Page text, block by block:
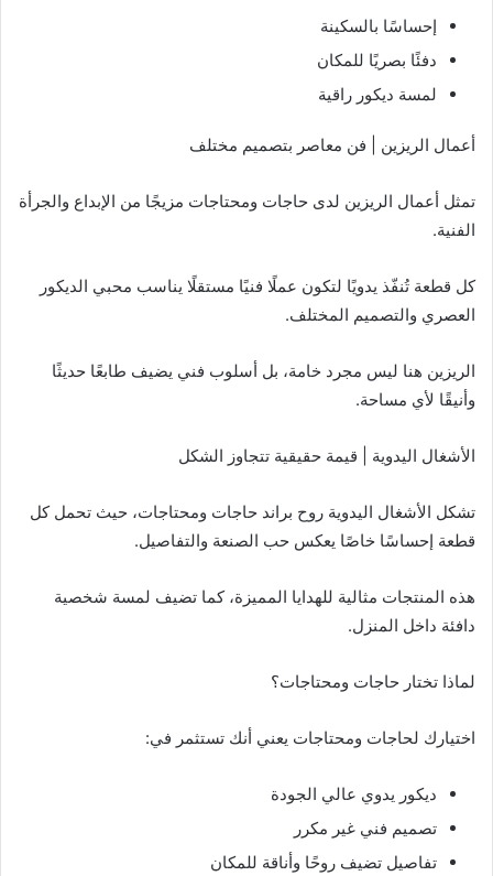
إحساسًا بالسكينة
دفئًا بصريًا للمكان
لمسة ديكور راقية
أعمال الريزين | فن معاصر بتصميم مختلف
تمثل أعمال الريزين لدى حاجات ومحتاجات مزيجًا من الإبداع والجرأة
الفنية.
كل قطعة تُنفّذ يدويًا لتكون عملًا فنيًا مستقلًا يناسب محبي الديكور
العصري والتصميم المختلف.
الريزين هنا ليس مجرد خامة، بل أسلوب فني يضيف طابعًا حديثًا
وأنيقًا لأي مساحة.
الأشغال اليدوية | قيمة حقيقية تتجاوز الشكل
تشكل الأشغال اليدوية روح براند حاجات ومحتاجات، حيث تحمل كل
قطعة إحساسًا خاصًا يعكس حب الصنعة والتفاصيل.
هذه المنتجات مثالية للهدايا المميزة، كما تضيف لمسة شخصية
دافئة داخل المنزل.
لماذا تختار حاجات ومحتاجات؟
اختيارك لحاجات ومحتاجات يعني أنك تستثمر في:
ديكور يدوي عالي الجودة
تصميم فني غير مكرر
تفاصيل تضيف روحًا وأناقة للمكان